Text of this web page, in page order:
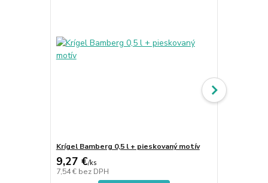
Krígel Bamberg 0,5 l + pieskovaný motív
9,27 €/ks
7,54 € bez DPH